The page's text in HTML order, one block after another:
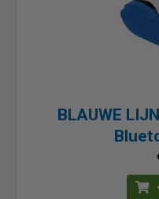
BLAUWE